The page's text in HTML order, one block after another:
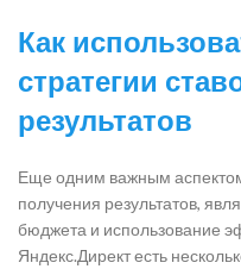
Как
стратегии
результатов
Еще одним важным
получения результатов,
бюджета и использование
Яндекс.Директ есть